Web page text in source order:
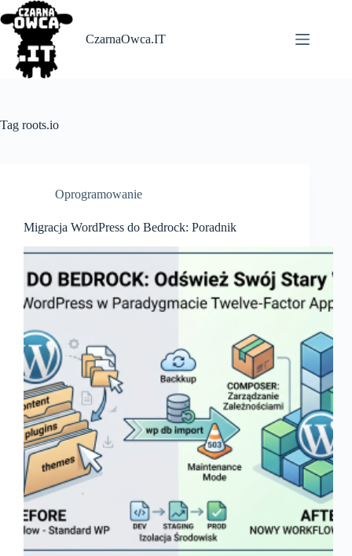
Skip
to
content
CzarnaOwca.IT
Tag roots.io
Oprogramowanie
Migracja WordPress do Bedrock: Poradnik